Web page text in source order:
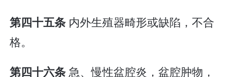
第四十五条 内外生殖器畸形或缺陷，不合
格。
第四十六条急、慢性盆腔炎，盆腔肿物，